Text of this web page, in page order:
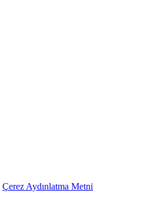
Çerez Aydınlatma Metni